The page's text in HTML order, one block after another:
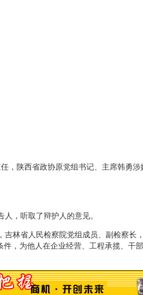
陕西省政协原党组书记、主席韩勇
，听取了辩护人的意见。
省人民检察院党组成员、副检察长
，为他人在企业经营、工程承揽、干